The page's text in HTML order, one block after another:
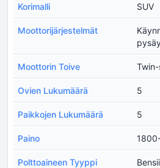
Korimalli SUV
Moottorijärjestelmät
Moottorin Toive
Ovien Lukumäärä 5
Paikkojen Lukumäärä 5
Paino
Polttoaineen Tyyppi